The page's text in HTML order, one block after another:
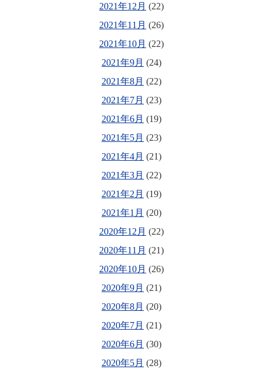
2021年12月 (22)
2021年11月 (26)
2021年10月 (22)
2021年9月 (24)
2021年8月 (22)
2021年7月 (23)
2021年6月 (19)
2021年5月 (23)
2021年4月 (21)
2021年3月 (22)
2021年2月 (19)
2021年1月 (20)
2020年12月 (22)
2020年11月 (21)
2020年10月 (26)
2020年9月 (21)
2020年8月 (20)
2020年7月 (21)
2020年6月 (30)
2020年5月 (28)